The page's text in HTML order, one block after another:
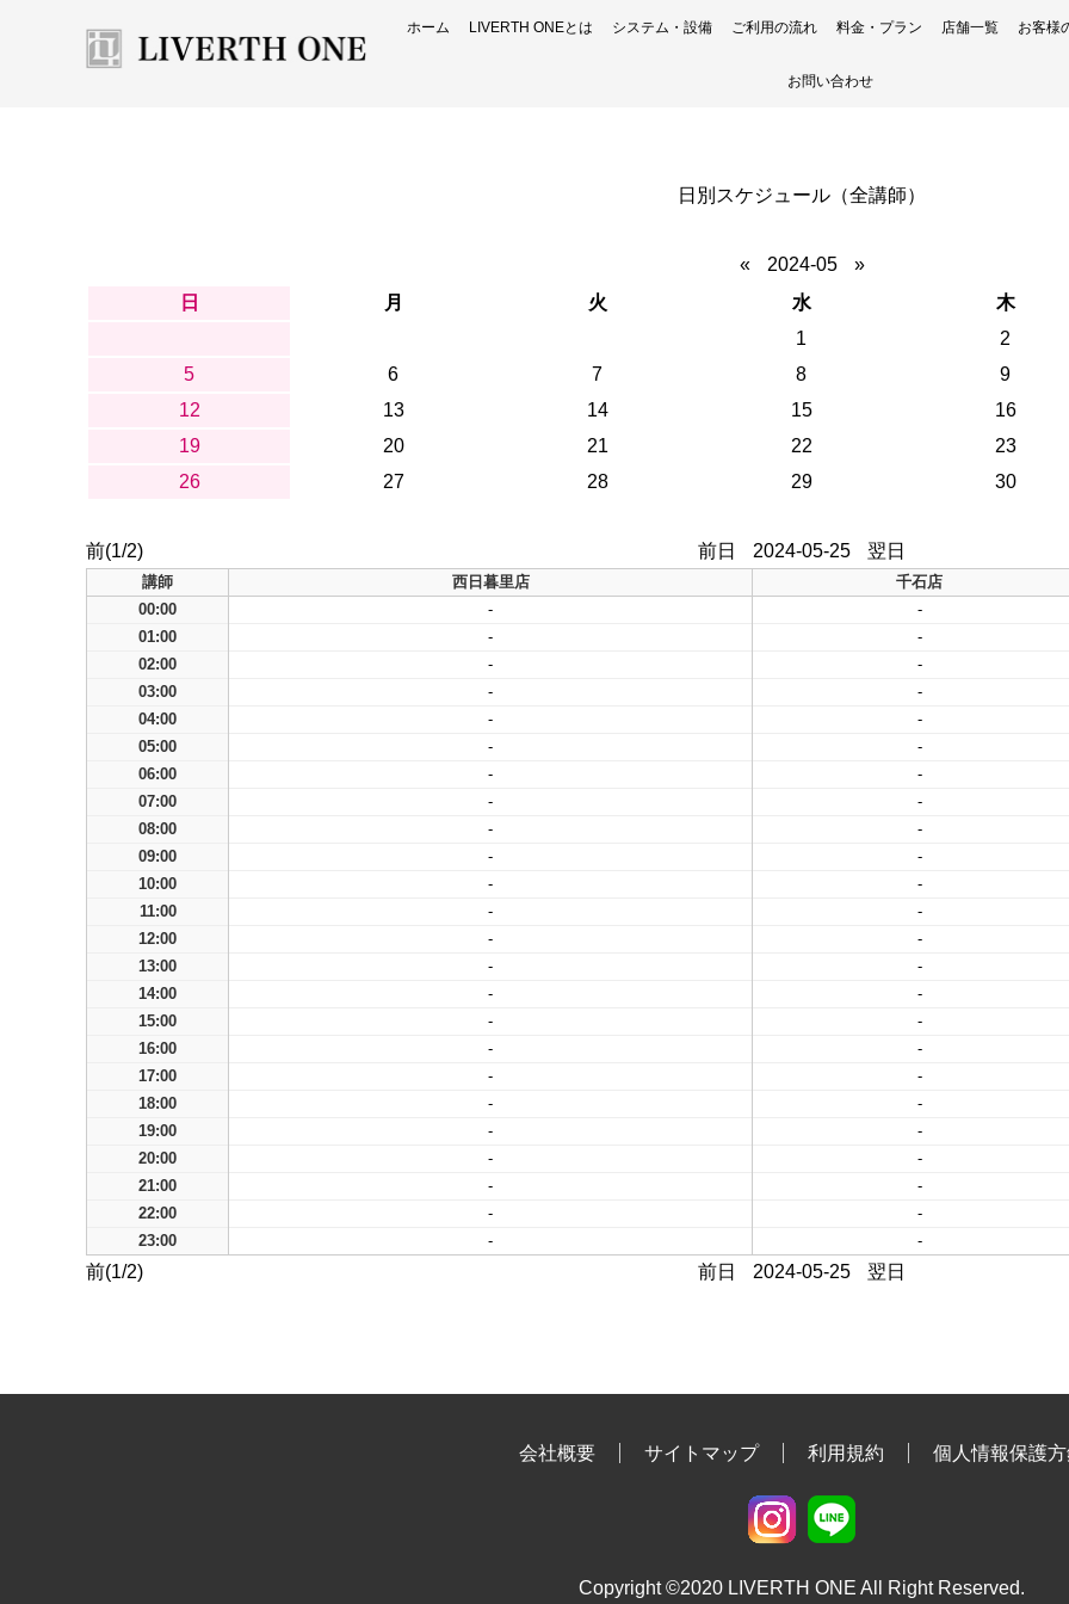
ホーム LIVERTH ONEとは システム・設備 ご利用の流れ 料金・プラン 店舗一覧 お客様
お問い合わせ
日別スケジュール（全講師）
« 2024-05 »
日 月 火 水 木
1
2
5
6 7 8 9
12
13 14 15 16
19
20 21 22 23
26
27 28 29 30
前(1/2) 前日 2024-05-25 翌日
講師 西日暮里店 千石店
00:00
- -
01:00
- -
02:00
- -
03:00
- -
04:00
- -
05:00
- -
06:00
- -
07:00
- -
08:00
- -
09:00
- -
10:00
- -
11:00
- -
12:00
- -
13:00
- -
14:00
- -
15:00
- -
16:00
- -
17:00
- -
18:00
- -
19:00
- -
20:00
- -
21:00
- -
22:00
- -
23:00
- -
前(1/2) 前日 2024-05-25 翌日
会社概要 サイトマップ 利用規約 個人情報保護
Copyright ©2020 LIVERTH ONE All Right Reserved.